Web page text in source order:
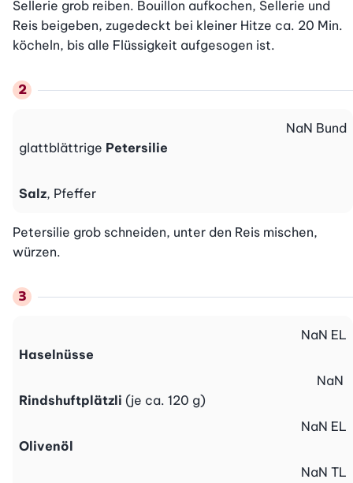
Sellerie grob reiben. Bouillon aufkochen, Sellerie und
Reis beigeben, zugedeckt bei kleiner Hitze ca. 20 Min.
köcheln, bis alle Flüssigkeit aufgesogen ist.
glattblättrige Petersilie
NaN Bund
Salz, Pfeffer
Petersilie grob schneiden, unter den Reis mischen,
würzen.
Haselnüsse
NaN EL
Rindshuftplätzli (je ca. 120 g)
NaN
Olivenöl
NaN EL
NaN TL